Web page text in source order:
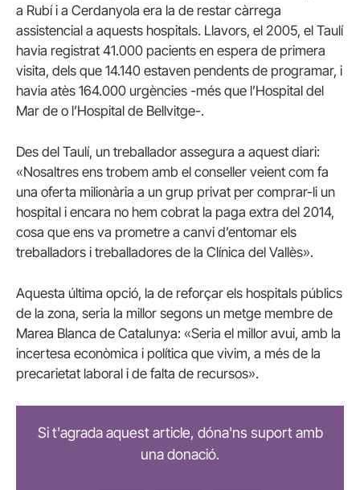
a Rubí i a Cerdanyola era la de restar càrrega
assistencial a aquests hospitals. Llavors, el 2005, el Taulí
havia registrat 41.000 pacients en espera de primera
visita, dels que 14.140 estaven pendents de programar, i
havia atès 164.000 urgències -més que l’Hospital del
Mar de o l’Hospital de Bellvitge-.
Des del Taulí, un treballador assegura a aquest diari:
«Nosaltres ens trobem amb el conseller veient com fa
una oferta milionària a un grup privat per comprar-li un
hospital i encara no hem cobrat la paga extra del 2014,
cosa que ens va prometre a canvi d’entomar els
treballadors i treballadores de la Clínica del Vallès».
Aquesta última opció, la de reforçar els hospitals públics
de la zona, seria la millor segons un metge membre de
Marea Blanca de Catalunya: «Seria el millor avui, amb la
incertesa econòmica i política que vivim, a més de la
precarietat laboral i de falta de recursos».
Si t'agrada aquest article, dóna'ns suport amb
una donació.